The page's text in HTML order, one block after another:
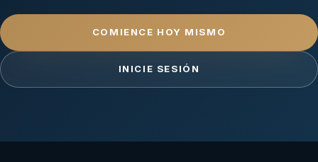
COMIENCE HOY MISMO
INICIE SESIÓN